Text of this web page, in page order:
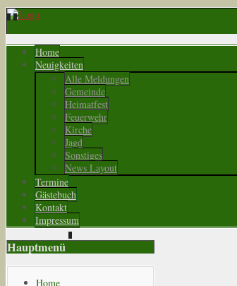
Home
Neuigkeiten
Alle Meldungen
Gemeinde
Heimatfest
Feuerwehr
Kirche
Jagd
Sonstiges
News Layout
Termine
Gästebuch
Kontakt
Impressum
Hauptmenü
Home